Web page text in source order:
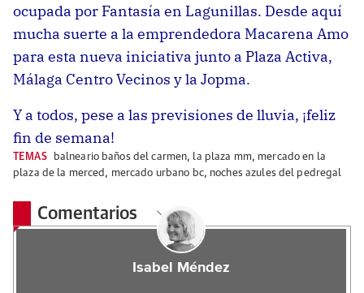
ocupada por Fantasía en Lagunillas. Desde aquí
mucha suerte a la emprendedora Macarena Amo
para esta nueva iniciativa junto a Plaza Activa,
Málaga Centro Vecinos y la Jopma.
Y a todos, pese a las previsiones de lluvia, ¡feliz
fin de semana!
TEMAS balneario baños del carmen, la plaza mm, mercado en la
plaza de la merced , mercado urbano bc, noches azules del pedregal
Comentarios
Isabel Méndez